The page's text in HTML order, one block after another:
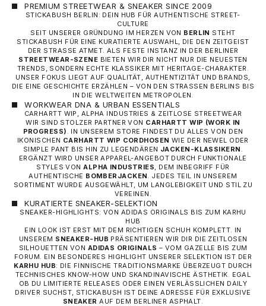
PREMIUM STREETWEAR & SNEAKER SINCE 2009
STICKABUSH BERLIN: DEIN HUB FÜR AUTHENTISCHE STREET-
CULTURE
SEIT UNSERER GRÜNDUNG IM HERZEN VON BERLIN STEHT
STICKABUSH FÜR EINE KURATIERTE AUSWAHL, DIE DEN ZEITGEIST
DER STRASSE ATMET. ALS FESTE INSTANZ IN DER BERLINER
STREETWEAR-SZENE BIETEN WIR DIR NICHT NUR DIE NEUESTEN
TRENDS, SONDERN ECHTE KLASSIKER MIT HERITAGE-CHARAKTER.
UNSER FOKUS LIEGT AUF QUALITÄT, AUTHENTIZITÄT UND BRANDS,
DIE EINE GESCHICHTE ERZÄHLEN – VON DEN STRASSEN BERLINS BIS I
N DIE WELTWEITEN METROPOLEN.
WORKWEAR DNA & URBAN ESSENTIALS
CARHARTT WIP, ALPHA INDUSTRIES & ZEITLOSE STREETWEAR
WIR SIND STOLZER PARTNER VON CARHARTT WIP (WORK IN
PROGRESS)
. IN UNSEREM STORE FINDEST DU ALLES VON DEN
IKONISCHEN CARHARTT WIP CORDHOSENWIE DER NEWEL ODER
SIMPLE PANT BIS HIN ZU LEGENDÄREN JACKEN-KLASSIKERN
ERGÄNZT WIRD UNSER APPAREL-ANGEBOT DURCH FUNKTIONALE
STYLES VONALPHA INDUSTRIES , DEM INBEGRIFF FÜR
AUTHENTISCHE BOMBERJACKEN
. JEDES TEIL IN UNSEREM
SORTIMENT WURDE AUSGEWÄHLT, UM LANGLEBIGKEIT UND STIL ZU
VEREINEN.
KURATIERTE SNEAKER-SELEKTION
SNEAKER-HIGHLIGHTS: VON ADIDAS ORIGINALS BIS ZUM KARHU
HUB
EIN LOOK IST ERST MIT DEM RICHTIGEN SCHUH KOMPLETT. IN
UNSEREM SNEAKER-HUB PRÄSENTIEREN WIR DIR DIE ZEITLOSEN
SILHOUETTEN VON ADIDAS ORIGINALS – VOM GAZELLE BIS ZUM
FORUM. EIN BESONDERES HIGHLIGHT UNSERER SELEKTION IST DER
KARHU HUB: DIE FINNISCHE TRADITIONSMARKE ÜBERZEUGT DURCH
TECHNISCHES KNOW-HOW UND SKANDINAVISCHE ÄSTHETIK. EGAL
OB DU LIMITIERTE RELEASES ODER EINEN VERLÄSSLICHEN DAILY
DRIVER SUCHST, STICKABUSH IST DEINE ADRESSE FÜR EXKLUSIVE
SNEAKER AUF DEM BERLINER ASPHALT.